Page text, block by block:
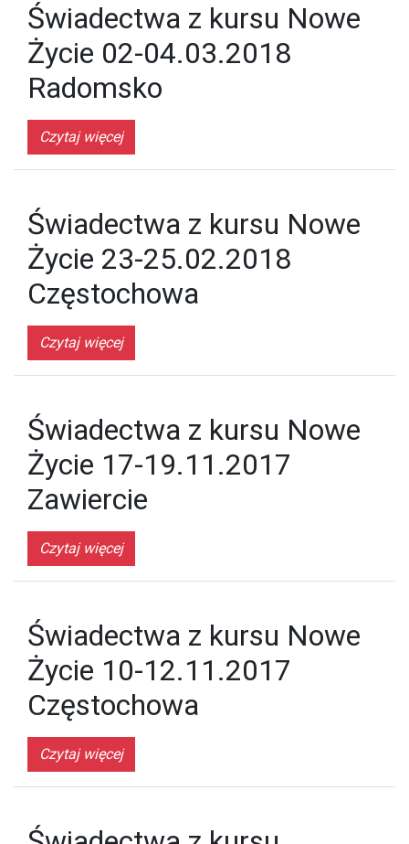
Świadectwa z kursu Nowe
Życie 02-04.03.2018
Radomsko
Czytaj więcej
Świadectwa z kursu Nowe
Życie 23-25.02.2018
Częstochowa
Czytaj więcej
Świadectwa z kursu Nowe
Życie 17-19.11.2017
Zawiercie
Czytaj więcej
Świadectwa z kursu Nowe
Życie 10-12.11.2017
Częstochowa
Czytaj więcej